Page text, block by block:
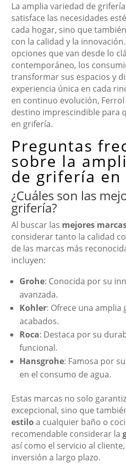
La amplia variedad de
satisface las necesidades
cada hogar, sino que
con la calidad y la
opciones que van desde lo
contemporáneo, los
transformar sus espacios y
experiencia única en cada
en continuo evolución,
destino imprescindible para
en grifería.
Preguntas
sobre la
de grifería en
¿Cuáles son las
grifería?
Al buscar las mejores
considerar tanto la calidad
de las marcas más
incluyen:
Grohe: Conocida por su
avanzada.
Kohler: Ofrece una amplia
acabados.
Roca: Destaca por su
funcional.
Hansgrohe: Famosa por
en el consumo de agua.
Estas marcas no solo
excepcional, sino que
estiloa cualquier baño o
recomendable considerar la
así como el servicio al
inversión a largo plazo.